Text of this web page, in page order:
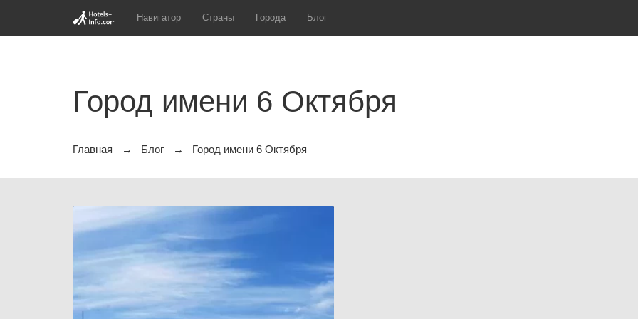
Навигатор Страны Города Блог
Город имени 6 Октября
Главная Блог Город имени 6 Октября